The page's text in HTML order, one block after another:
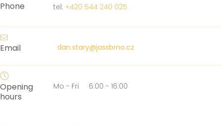
Phone tel: +420 544 240 025
Email dan.stary@jassbrno.cz
Opening
hours
Mo - Fri 6:00 - 16:00